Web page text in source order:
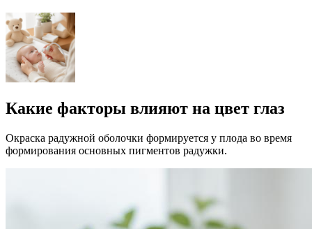
Какие факторы влияют на цвет глаз
Окраска радужной оболочки формируется у плода во время
формирования основных пигментов радужки.